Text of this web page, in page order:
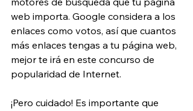
web importa. Google considera a los
enlaces como votos, así que cuantos
más enlaces tengas a tu página web,
mejor te irá en este concurso de
popularidad de Internet.
¡Pero cuidado! Es importante que